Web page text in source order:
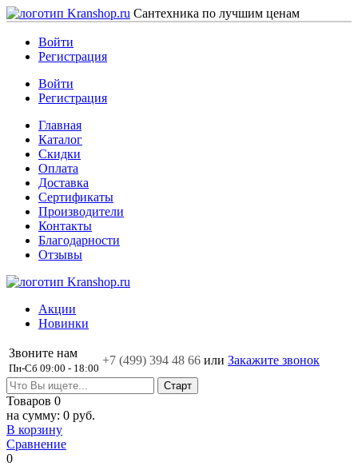
Сантехника по лучшим ценам
Войти
Регистрация
Войти
Регистрация
Главная
Каталог
Скидки
Оплата
Доставка
Сертификаты
Производители
Контакты
Благодарности
Отзывы
Акции
Новинки
Звоните нам
Пн-Сб 09:00 - 18:00
+7 (499) 394 48 66 или Закажите звонок
Товаров 0
на сумму: 0 руб.
В корзину
Сравнение
0